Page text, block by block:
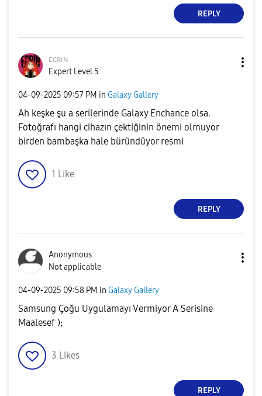
REPLY
ᴇᴄʀɪɴ
Expert Level 5
‎04-09-2025 09:57 PM in Galaxy Gallery
Ah keşke şu a serilerinde Galaxy Enchance olsa.
Fotoğrafı hangi cihazın çektiğinin önemi olmuyor
birden bambaşka hale büründüyor resmi
1 Like
REPLY
Anonymous
Not applicable
‎04-09-2025 09:58 PM in Galaxy Gallery
Samsung Çoğu Uygulamayı Vermiyor A Serisine
Maalesef );
3 Likes
REPLY